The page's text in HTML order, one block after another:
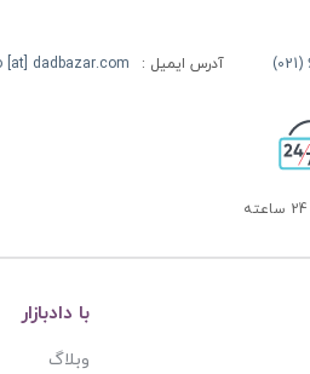
آدرس ایمیل : [at] dadbazar.com
با دادبازار
وبلاگ